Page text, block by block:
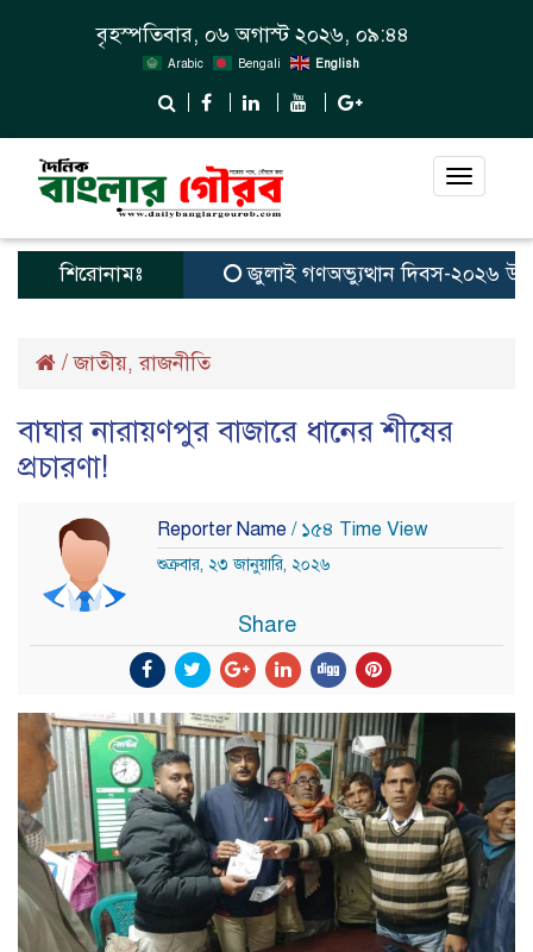
বৃহস্পতিবার, ০৬ অগাস্ট ২০২৬, ০৯:৪৪
Arabic Bengali English
Toggle
শিরোনামঃ জুলাই গণঅভ্যুত্থান দিবস-২০২৬
/জাতীয়,রাজনীতি
বাঘার নারায়ণপুর বাজারে ধানের শীষের
প্রচারণা!
Reporter Name / ১৫৪ Time View
শুক্রবার, ২৩ জানুয়ারি, ২০২৬
Share